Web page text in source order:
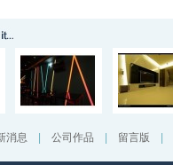
消息 公司作品 留言版